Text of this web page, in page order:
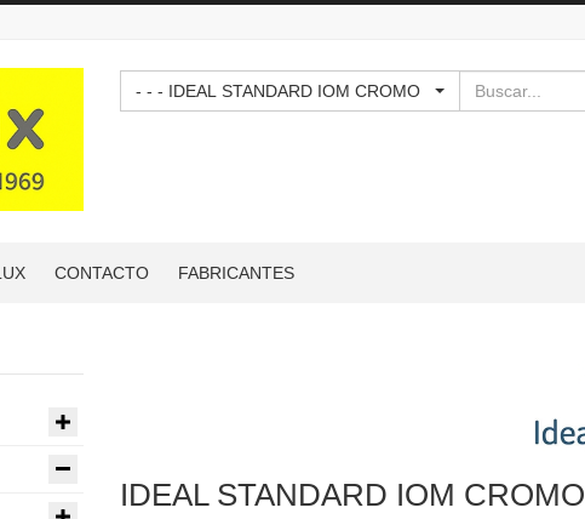
- - - IDEAL STANDARD IOM CROMO
CONTACTO FABRICANTES
IDEAL STANDARD IOM CROMO